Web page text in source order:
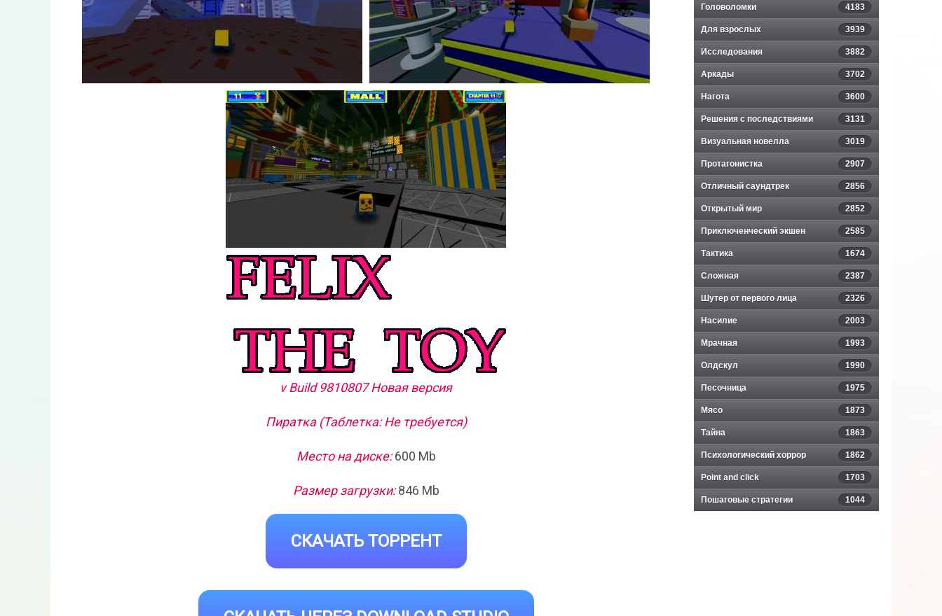
v Build 9810807 Новая версия
Пиратка (Таблетка: Не требуется)
Место на диске:600 Mb
Размер загрузки:846 Mb
СКАЧАТЬ ТОРРЕНТ
Головоломки 4183
Для взрослых 3939
Исследования 3882
Аркады 3702
Нагота 3600
Решения с последствиями 3131
Визуальная новелла 3019
Протагонистка 2907
Отличный саундтрек 2856
Открытый мир 2852
Приключенческий экшен 2585
Тактика 1674
Сложная 2387
Шутер от первого лица 2326
Насилие 2003
Мрачная 1993
Олдскул 1990
Песочница 1975
Мясо 1873
Тайна 1863
Психологический хоррор 1862
Point and click 1703
Пошаговые стратегии 1044